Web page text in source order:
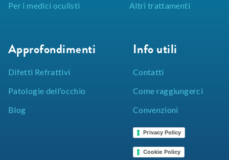
Per i medici oculisti
Altri trattamenti
Approfondimenti
Difetti Refrattivi
Patologie dell'occhio
Blog
Info utili
Contatti
Come raggiungerci
Convenzioni
Privacy Policy
Cookie Policy